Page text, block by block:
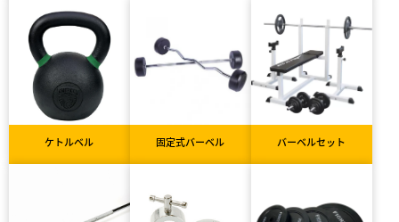
ケトルベル 固定式バーベル バーベルセット